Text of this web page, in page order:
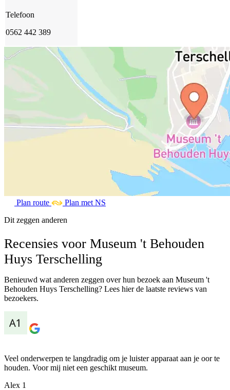
Telefoon
0562 442 389
Plan route
Plan met NS
Dit zeggen anderen
Recensies voor Museum 't Behouden
Huys Terschelling
Benieuwd wat anderen zeggen over hun bezoek aan Museum 't
Behouden Huys Terschelling? Lees hier de laatste reviews van
bezoekers.
Veel onderwerpen te langdradig om je luister apparaat aan je oor te
houden. Voor mij niet een geschikt museum.
Alex 1